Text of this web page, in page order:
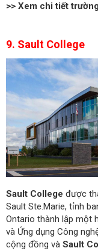
>> Xem chi tiết
9. Sault College
Sault College được
Sault Ste.Marie, tỉnh
Ontario thành lập một
và Ứng dụng Công
cộng đồng và Sault